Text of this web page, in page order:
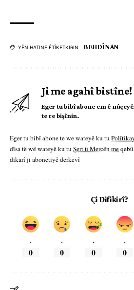
YÊN HATINE ÊTÎKETKIRIN BEHDÎNAN
Ji me agahî bistîne!
Eger tu bibî abone em ê
te re bişînin.
Eger tu bibî abone te we wateyê ku tu
dîsa tê wê wateyê ku tu Şert û Mercên me
dikarî ji abonetiyê derkevî
Çi Difikirî?
.
0
.
0
.
0
.
0